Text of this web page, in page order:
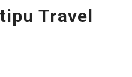
Travel